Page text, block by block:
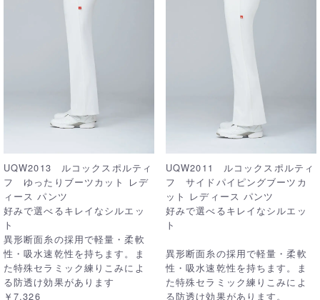
UQW2013 ルコックスポルティ
フ ゆったりブーツカット レデ
ィース パンツ
好みで選べるキレイなシルエッ
ト
異形断面糸の採用で軽量・柔軟
性・吸水速乾性を持ちます。ま
た特殊セラミック練りこみによ
る防透け効果があります
￥7,326
UQW2011 ルコックスポルティ
フ サイドパイピングブーツカ
ット レディース パンツ
好みで選べるキレイなシルエッ
ト
異形断面糸の採用で軽量・柔軟
性・吸水速乾性を持ちます。ま
た特殊セラミック練りこみによ
る防透け効果があります。